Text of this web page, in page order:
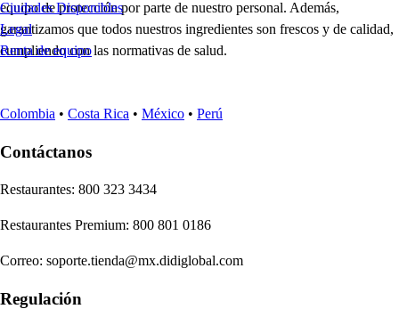
equipo de protección por parte de nuestro personal. Además,
garantizamos que todos nuestros ingredientes son frescos y de calidad,
cumpliendo con las normativas de salud.
Ciudades Disponibles
Legal
Renta de equipo
Colombia • Costa Rica • México • Perú
Contáctanos
Restaurantes: 800 323 3434
Restaurantes Premium: 800 801 0186
Correo: soporte.tienda@mx.didiglobal.com
Regulación